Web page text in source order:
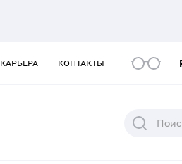
КАРЬЕРА КОНТАКТЫ